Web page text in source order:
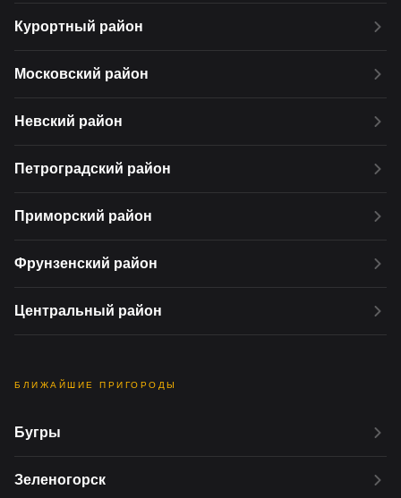
Курортный район
Московский район
Невский район
Петроградский район
Приморский район
Фрунзенский район
Центральный район
БЛИЖАЙШИЕ ПРИГОРОДЫ
Бугры
Зеленогорск